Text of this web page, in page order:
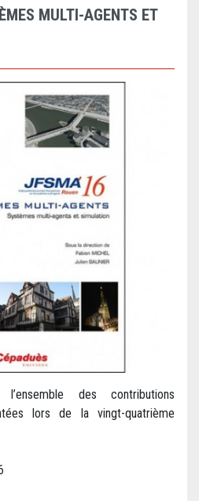
MULTI-AGENTS ET
des contributions
lors de la vingt-quatrième